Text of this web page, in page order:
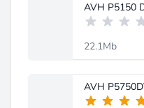
AVH P5150
22.1Mb
AVH